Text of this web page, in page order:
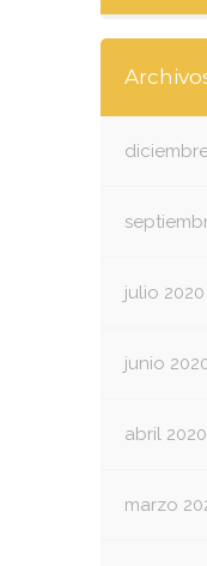
julio 2020
junio
abril 2020
marzo